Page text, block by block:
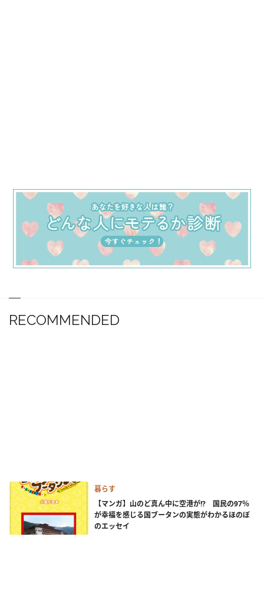
RECOMMENDED
暮らす
【マンガ】山のど真ん中に空港が!? 国民の97％
が幸福を感じる国ブータンの実態がわかるほのぼ
のエッセイ